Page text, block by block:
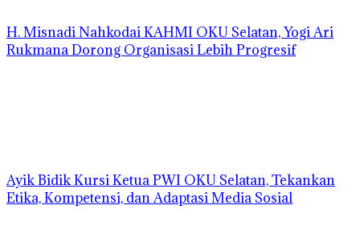
H. Misnadi Nahkodai KAHMI OKU Selatan, Yogi Ari
Rukmana Dorong Organisasi Lebih Progresif
Ayik Bidik Kursi Ketua PWI OKU Selatan, Tekankan
Etika, Kompetensi, dan Adaptasi Media Sosial